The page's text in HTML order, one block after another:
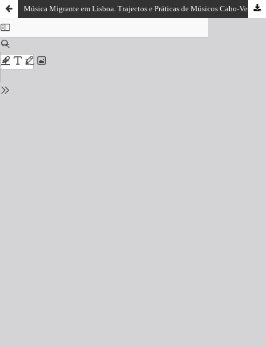
Música Migrante em Lisboa. Trajectos e Práticas de Músicos Cabo-Verdianos de César Augusto Monteiro (2011)